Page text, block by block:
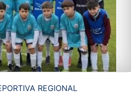
REGIONAL